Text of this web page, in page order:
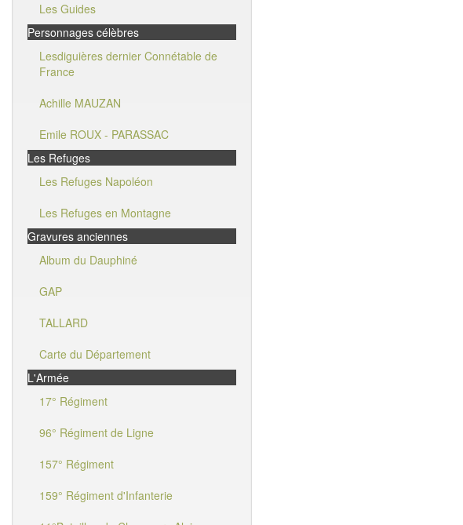
Les Guides
Personnages célèbres
Lesdiguières dernier Connétable de
France
Achille MAUZAN
Emile ROUX - PARASSAC
Les Refuges
Les Refuges Napoléon
Les Refuges en Montagne
Gravures anciennes
Album du Dauphiné
GAP
TALLARD
Carte du Département
L'Armée
17° Régiment
96° Régiment de Ligne
157° Régiment
159° Régiment d'Infanterie